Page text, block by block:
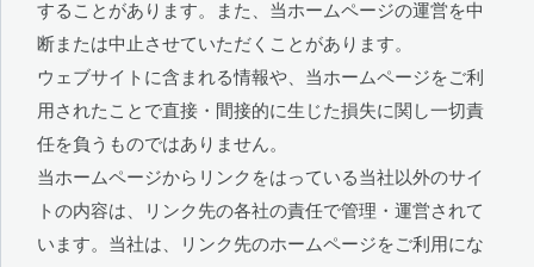
することがあります。また、当ホームページの運営を中
断または中止させていただくことがあります。
ウェブサイトに含まれる情報や、当ホームページをご利
用されたことで直接・間接的に生じた損失に関し一切責
任を負うものではありません。
当ホームページからリンクをはっている当社以外のサイ
トの内容は、リンク先の各社の責任で管理・運営されて
います。当社は、リンク先のホームページをご利用にな